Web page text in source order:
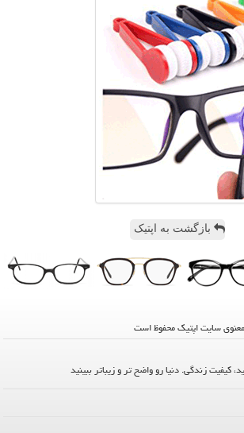
بازگشت به اپتیک
زندگی. دنیا رو واضح تر و زیباتر ببینید